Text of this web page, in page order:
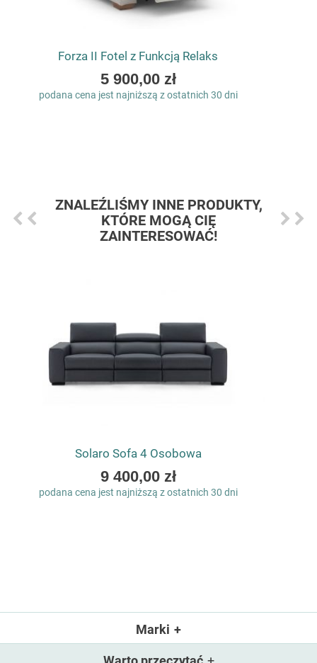
Forza II Fotel z Funkcją Relaks
As
low
5 900,00 zł
podana cena jest najniższą z ostatnich 30 dni
ZNALEŹLIŚMY INNE PRODUKTY,
KTÓRE MOGĄ CIĘ
ZAINTERESOWAĆ!
Solaro Sofa 4 Osobowa
As
low
9 400,00 zł
podana cena jest najniższą z ostatnich 30 dni
Marki